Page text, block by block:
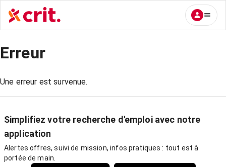
Erreur
Une erreur est survenue.
Simplifiez votre recherche d'emploi avec notre
application
Alertes offres, suivi de mission, infos pratiques : tout est à
portée de main.